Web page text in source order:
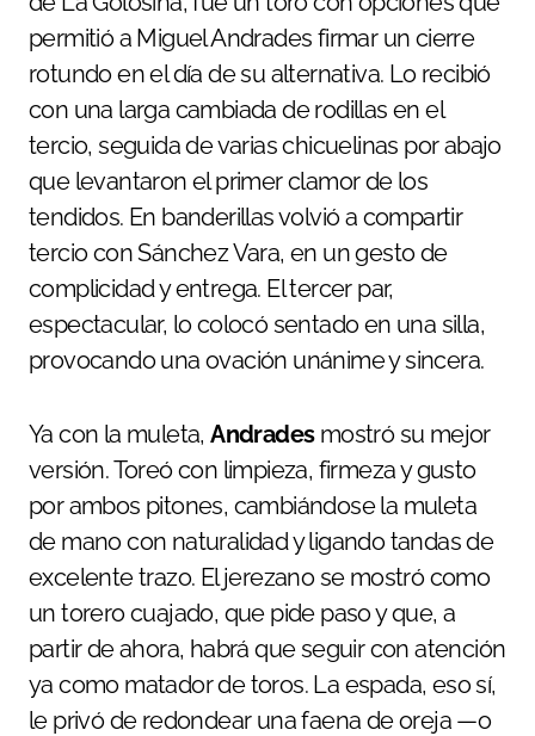
permitió a Miguel Andrades firmar un cierre
rotundo en el día de su alternativa. Lo recibió
con una larga cambiada de rodillas en el
tercio, seguida de varias chicuelinas por abajo
que levantaron el primer clamor de los
tendidos. En banderillas volvió a compartir
tercio con Sánchez Vara, en un gesto de
complicidad y entrega. El tercer par,
espectacular, lo colocó sentado en una silla,
provocando una ovación unánime y sincera.
Ya con la muleta,Andrades mostró su mejor
versión. Toreó con limpieza, firmeza y gusto
por ambos pitones, cambiándose la muleta
de mano con naturalidad y ligando tandas de
excelente trazo. El jerezano se mostró como
un torero cuajado, que pide paso y que, a
partir de ahora, habrá que seguir con atención
ya como matador de toros. La espada, eso sí,
le privó de redondear una faena de oreja —o